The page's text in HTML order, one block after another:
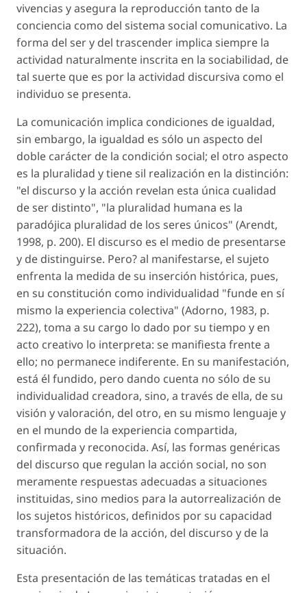
vivencias y asegura la reproducción tanto de la
conciencia como del sistema social comunicativo. La
forma del ser y del trascender implica siempre la
actividad naturalmente inscrita en la sociabilidad, de
tal suerte que es por la actividad discursiva como el
individuo se presenta.
La comunicación implica condiciones de igualdad,
sin embargo, la igualdad es sólo un aspecto del
doble carácter de la condición social; el otro aspecto
es la pluralidad y tiene sil realización en la distinción:
"el discurso y la acción revelan esta única cualidad
de ser distinto", "la pluralidad humana es la
paradójica pluralidad de los seres únicos" (Arendt,
1998, p. 200). El discurso es el medio de presentarse
y de distinguirse. Pero? al manifestarse, el sujeto
enfrenta la medida de su inserción histórica, pues,
en su constitución como individualidad "funde en sí
mismo la experiencia colectiva" (Adorno, 1983, p.
222), toma a su cargo lo dado por su tiempo y en
acto creativo lo interpreta: se manifiesta frente a
ello; no permanece indiferente. En su manifestación,
está él fundido, pero dando cuenta no sólo de su
individualidad creadora, sino, a través de ella, de su
visión y valoración, del otro, en su mismo lenguaje y
en el mundo de la experiencia compartida,
confirmada y reconocida. Así, las formas genéricas
del discurso que regulan la acción social, no son
meramente respuestas adecuadas a situaciones
instituidas, sino medios para la autorrealización de
los sujetos históricos, definidos por su capacidad
transformadora de la acción, del discurso y de la
situación.
Esta presentación de las temáticas tratadas en el